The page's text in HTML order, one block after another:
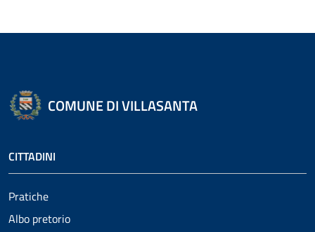
COMUNE DI VILLASANTA
CITTADINI
Pratiche
Albo pretorio